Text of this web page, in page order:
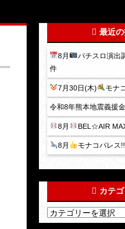
最近
8月
パチスロ演出
件
7月30日(木) モナ
令和8年熊本地震義援
8月 BEL☆AIR
8月 モナコパレス!!
カテ